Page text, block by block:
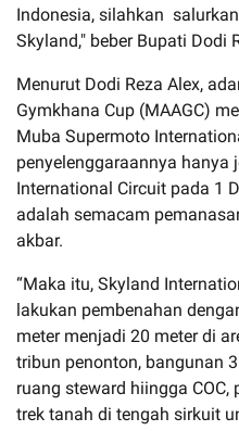
Indonesia, silahkan
Skyland," beber Bupati Dodi
Menurut Dodi Reza Alex,
Gymkhana Cup (MAAGC)
Muba Supermoto
penyelenggaraannya hanya
International Circuit pada 1
adalah semacam
akbar.
“Maka itu, Skyland
lakukan pembenahan
meter menjadi 20 meter di
tribun penonton, bangunan
ruang steward hiingga
trek tanah di tengah sirkuit